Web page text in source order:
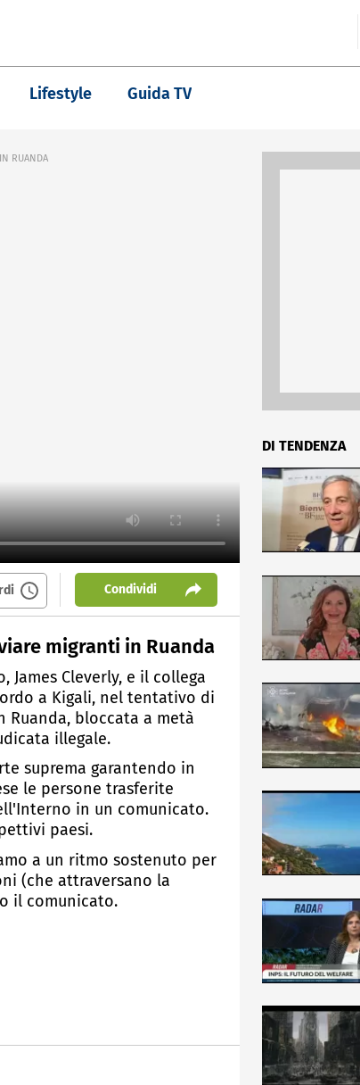
Lifestyle Guida TV
RUANDA
Condividi
migranti in Ruanda
Cleverly, e il collega
a Kigali, nel tentativo di
bloccata a metà
illegale.
suprema garantendo in
le persone trasferite
in un comunicato.
paesi.
a un ritmo sostenuto per
(che attraversano la
il comunicato.
DI TENDENZA